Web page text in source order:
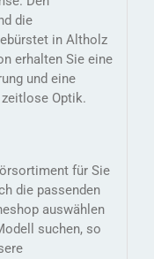
die
in Altholz
erhalten Sie eine
und eine
Optik.
für Sie
die passenden
auswählen
suchen, so